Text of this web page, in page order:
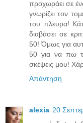
προχωράει σε
γνωρίζει τον
του πλευρα!
διαβάσει σε
50! Όμως για
50 για να πω
σκέψεις μου!
Απάντηση
alexia 20